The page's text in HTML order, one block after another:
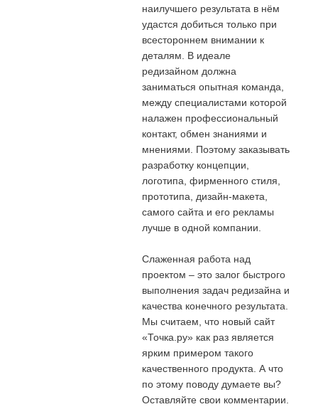
наилучшего результата в нём
удастся добиться только при
всестороннем внимании к
деталям. В идеале
редизайном должна
заниматься опытная команда,
между специалистами которой
налажен профессиональный
контакт, обмен знаниями и
мнениями. Поэтому заказывать
разработку концепции,
логотипа, фирменного стиля,
прототипа, дизайн-макета,
самого сайта и его рекламы
лучше в одной компании.
Слаженная работа над
проектом – это залог быстрого
выполнения задач редизайна и
качества конечного результата.
Мы считаем, что новый сайт
«Точка.ру» как раз является
ярким примером такого
качественного продукта. А что
по этому поводу думаете вы?
Оставляйте свои комментарии.